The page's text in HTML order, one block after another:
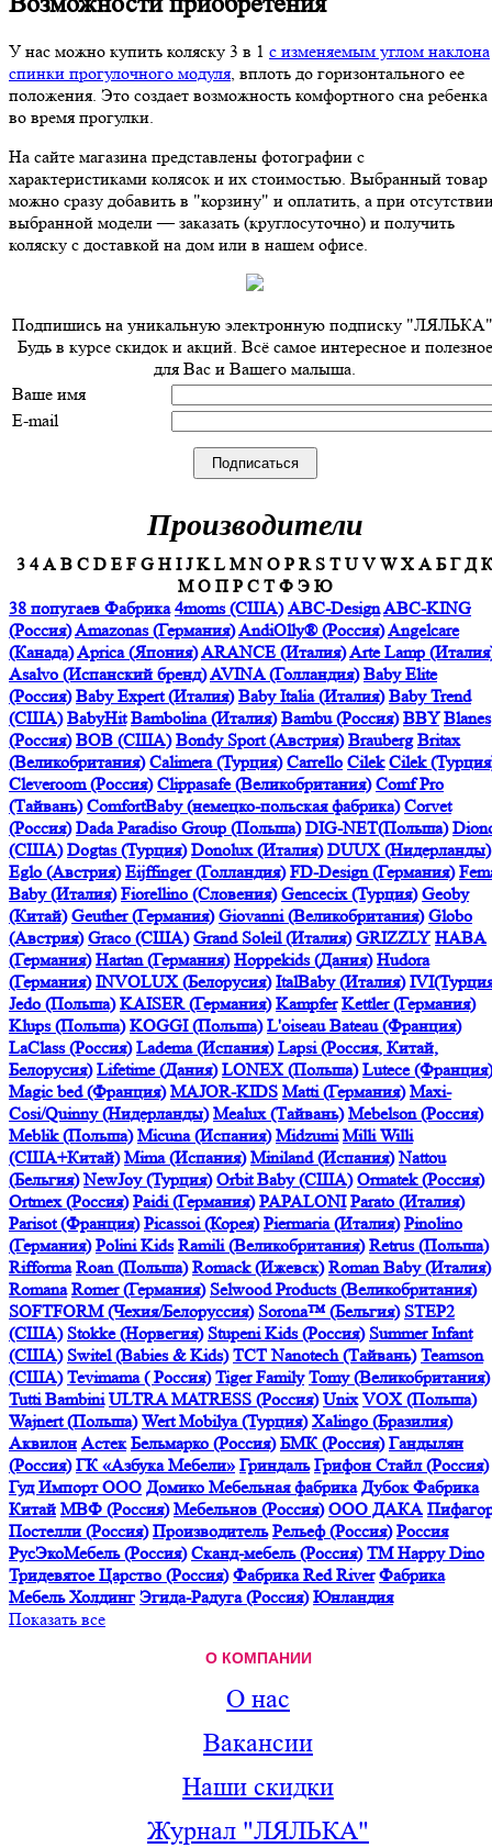
У нас можно купить коляску 3 в 1 с изменяемым углом наклона
спинки прогулочного модуля, вплоть до горизонтального ее
положения. Это создает возможность комфортного сна ребенка
во время прогулки.
На сайте магазина представлены фотографии с
характеристиками колясок и их стоимостью. Выбранный товар
можно сразу добавить в "корзину" и оплатить, а при
выбранной модели — заказать (круглосуточно) и получить
коляску с доставкой на дом или в нашем офисе.
Подпишись на уникальную электронную подписку
Будь в курсе скидок и акций. Всё самое интересное и полезное
для Вас и Вашего малыша.
Ваше имя
E-mail
Производители
3 4 A B C D E F G H I J K L M N O P R S T U V W X А Б Г Д К
М О П Р С Т Ф Э Ю
38 попугаев Фабрика 4moms (США) ABC-DesignABC-KING
(Россия)Amazonas (Германия)AndiOlly® (Россия)Angelcare
(Канада)Aprica (Япония)ARANCE (Италия)Arte Lamp
Asalvo (Испанский бренд)AVINA (Голландия) Baby Elite
(Россия) Baby Expert (Италия) Baby Italia (Италия) Baby Trend
(США) BabyHit Bambolina (Италия) Bambu (Россия) BBY Blanes
(Россия) BOB (США) Bondy Sport (Австрия) Brauberg Britax
(Великобритания) Calimera (Турция) Carrello Cilek Cilek
Cleveroom (Россия) Clippasafe (Великобритания) Comf Pro
(Тайвань) ComfortBaby (немецко-польская фабрика) Corvet
(Россия) Dada Paradiso Group (Польша) DIG-NET(Польша)
(США) Dogtas (Турция) Donolux (Италия) DUUX (Нидерланды)
Eglo (Австрия) Eijffinger (Голландия) FD-Design (Германия)
Baby (Италия) Fiorellino (Словения) Gencecix (Турция) Geoby
(Китай) Geuther (Германия) Giovanni (Великобритания) Globo
(Австрия) Graco (США) Grand Soleil (Италия) GRIZZLY HABA
(Германия) Hartan (Германия) Hoppekids (Дания) Hudora
(Германия) INVOLUX (Белорусия) ItalBaby (Италия)
Jedo (Польша) KAISER (Германия) Kampfer Kettler (Германия)
Klups (Польша) KOGGI (Польша) L'oiseau Bateau (Франция)
LaClass (Россия) Ladema (Испания) Lapsi (Россия, Китай,
Белорусия) Lifetime (Дания) LONEX (Польша) Lutece (Франция)
Magic bed (Франция) MAJOR-KIDS Matti (Германия) Maxi-
Cosi/Quinny (Нидерланды) Mealux (Тайвань) Mebelson (Россия)
Meblik (Польша) Micuna (Испания) Midzumi Milli Willi
(США+Китай) Mima (Испания) Miniland (Испания) Nattou
(Бельгия) NewJoy (Турция) Orbit Baby (США) Ormatek (Россия)
Ortmex (Россия) Paidi (Германия) PAPALONI Parato (Италия)
Parisot (Франция) Picassoi (Корея) Piermaria (Италия) Pinolino
(Германия) Polini Kids Ramili (Великобритания) Retrus (Польша)
Rifforma Roan (Польша) Romack (Ижевск) Roman Baby (Италия)
Romana Romer (Германия) Selwood Products (Великобритания)
SOFTFORM (Чехия/Белоруссия) Sorona™ (Бельгия) STEP2
(США) Stokke (Норвегия) Stupeni Kids (Россия) Summer Infant
(США) Switel (Babies & Kids) TCT Nanotech (Тайвань) Teamson
(США) Tevimama ( Россия) Tiger Family Tomy (Великобритания)
Tutti Bambini ULTRA MATRESS (Россия) Unix VOX (Польша)
Wajnert (Польша) Wert Mobilya (Турция) Xalingo (Бразилия)
Аквилон Астек Бельмарко (Россия) БМК (Россия) Гандылян
(Россия) ГК «Азбука Мебели» Гриндаль Грифон Стайл (Россия)
Гуд Импорт ООО Домико Мебельная фабрика Дубок Фабрика
Китай МВФ (Россия) Мебельнов (Россия) ООО ДАКА
Постелли (Россия) Производитель Рельеф (Россия) Россия
РусЭкоМебель (Россия) Сканд-мебель (Россия) ТМ Happy Dino
Тридевятое Царство (Россия) Фабрика Red River Фабрика
Мебель Холдинг Эгида-Радуга (Россия) Юнландия
Показать все
О КОМПАНИИ
О нас
Вакансии
Наши скидки
Журнал "ЛЯЛЬКА"